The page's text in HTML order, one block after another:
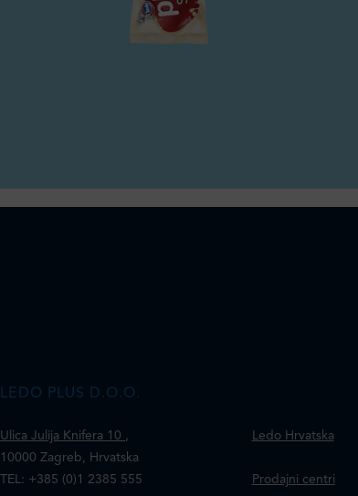
LEDO PLUS D.O.O.
Ulica Julija Knifera 10 ,
10000 Zagreb, Hrvatska
TEL: +385 (0)1 2385 555
Ledo Hrvatska
Prodajni centri